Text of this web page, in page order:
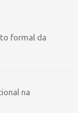
formal da
na